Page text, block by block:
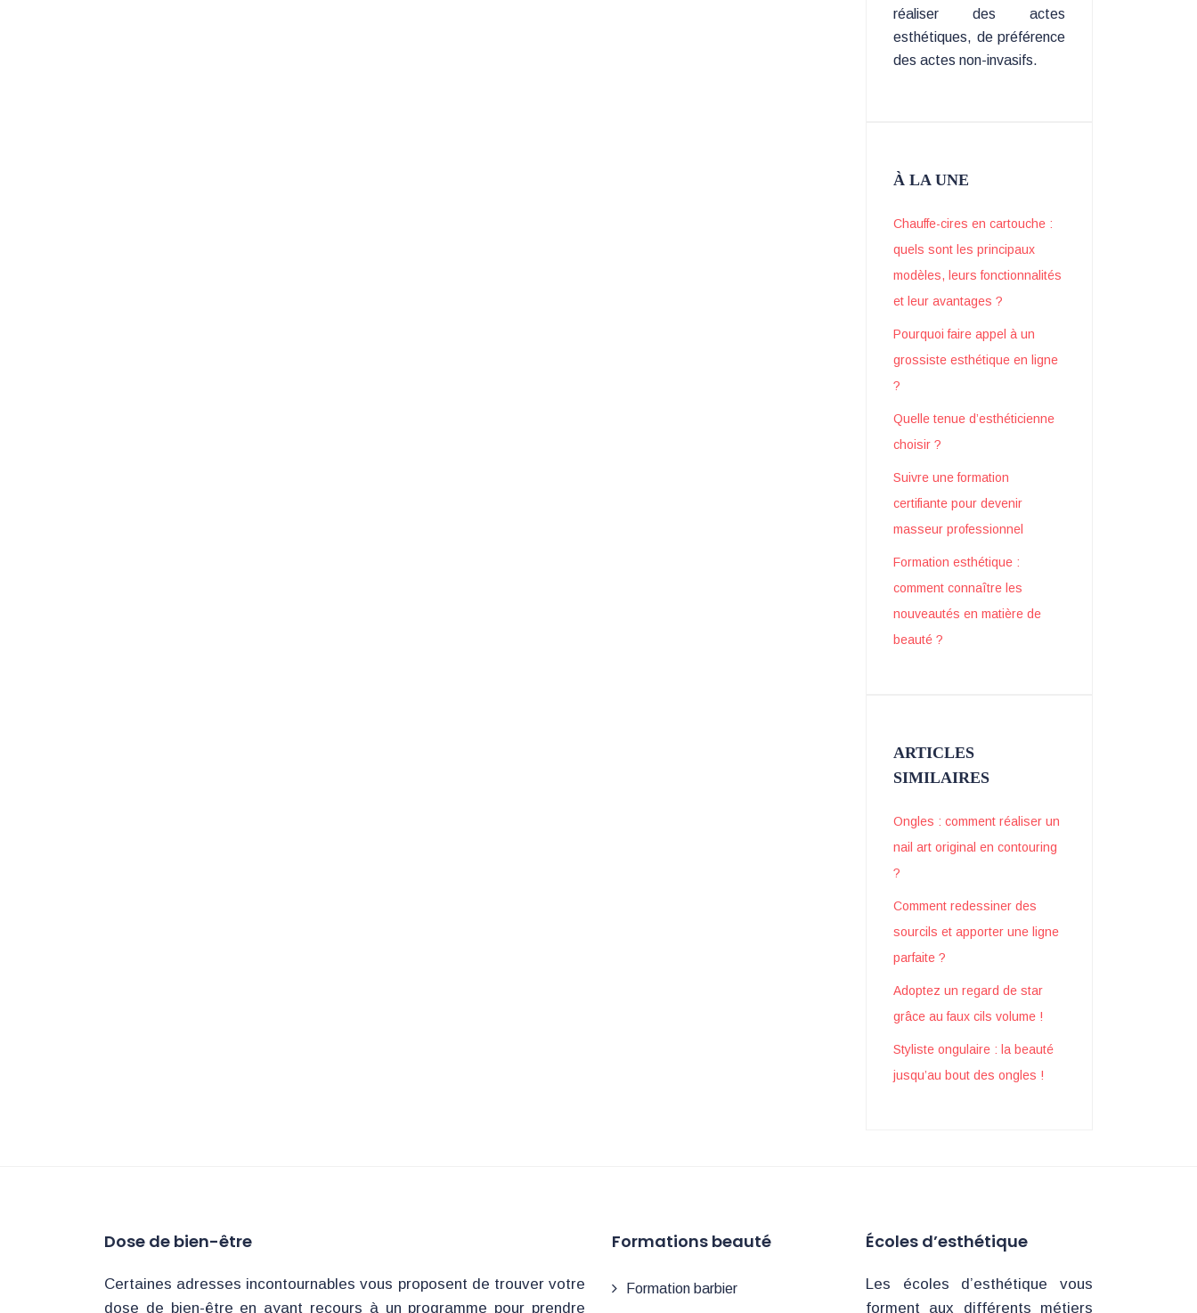
réaliser des actes
esthétiques, de préférence
des actes non-invasifs.
À LA UNE
Chauffe-cires en cartouche :
quels sont les principaux
modèles, leurs fonctionnalités
et leur avantages ?
Pourquoi faire appel à un
grossiste esthétique en ligne
?
Quelle tenue d’esthéticienne
choisir ?
Suivre une formation
certifiante pour devenir
masseur professionnel
Formation esthétique :
comment connaître les
nouveautés en matière de
beauté ?
ARTICLES
SIMILAIRES
Ongles : comment réaliser un
nail art original en contouring
?
Comment redessiner des
sourcils et apporter une ligne
parfaite ?
Adoptez un regard de star
grâce au faux cils volume !
Styliste ongulaire : la beauté
jusqu’au bout des ongles !
Dose de bien-être
Certaines adresses incontournables vous proposent de trouver votre
dose de bien-être en ayant recours à un programme pour prendre
Formations beauté
Formation barbier
Écoles d’esthétique
Les écoles d’esthétique vous
forment aux différents métiers